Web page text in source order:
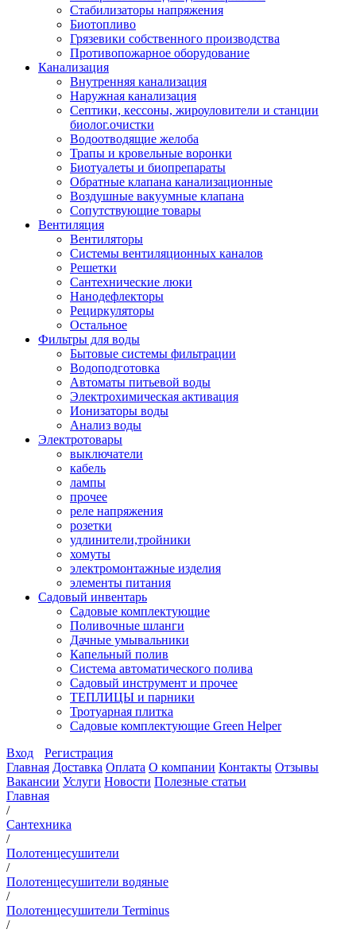
Стабилизаторы напряжения
Биотопливо
Грязевики собственного производства
Противопожарное оборудование
Канализация
Внутренняя канализация
Наружная канализация
Септики, кессоны, жироуловители и станции
биолог.очистки
Водоотводящие желоба
Трапы и кровельные воронки
Биотуалеты и биопрепараты
Обратные клапана канализационные
Воздушные вакуумные клапана
Сопутствующие товары
Вентиляция
Вентиляторы
Системы вентиляционных каналов
Решетки
Сантехнические люки
Нанодефлекторы
Рециркуляторы
Остальное
Фильтры для воды
Бытовые системы фильтрации
Водоподготовка
Автоматы питьевой воды
Электрохимическая активация
Ионизаторы воды
Анализ воды
Электротовары
выключатели
кабель
лампы
прочее
реле напряжения
розетки
удлинители,тройники
хомуты
электромонтажные изделия
элементы питания
Садовый инвентарь
Садовые комплектующие
Поливочные шланги
Дачные умывальники
Капельный полив
Система автоматического полива
Садовый инструмент и прочее
ТЕПЛИЦЫ и парники
Тротуарная плитка
Садовые комплектующие Green Helper
Вход
Регистрация
Главная Доставка Оплата О компании Контакты Отзывы
Вакансии Услуги Новости Полезные статьи
Главная
/
Сантехника
/
Полотенцесушители
/
Полотенцесушители водяные
/
Полотенцесушители Terminus
/